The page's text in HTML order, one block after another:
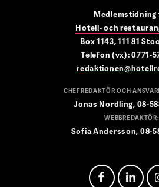
Medlemstidning
Hotell- och
Box 1143, 111 81
Telefon (vx): 0771-
CHEFREDAKTÖR OCH
Jonas Nordling, 08-
WEBBREDAKTÖR:
Sofia Andersson, 08-